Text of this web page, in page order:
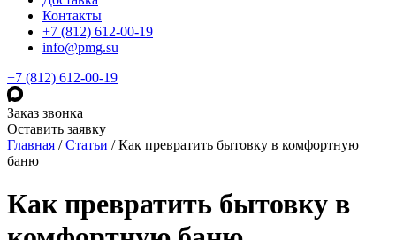
Контакты
+7 (812) 612-00-19
info@pmg.su
+7 (812) 612-00-19
Заказ звонка
Оставить заявку
Главная /Статьи /Как превратить бытовку в комфортную
баню
Как превратить бытовку в